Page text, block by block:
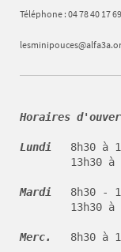
Téléphone : 04 78 40 17 69
Horaires
Lundi 8h30 à
Mardi 8h30 -
Merc. 8h30 à